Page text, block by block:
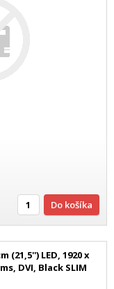
Do košíka
(21,5'') LED, 1920 x
DVI, Black SLIM